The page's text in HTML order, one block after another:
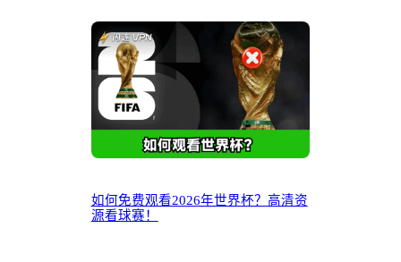
如何免费观看2026年世界杯？高清资
源看球赛！